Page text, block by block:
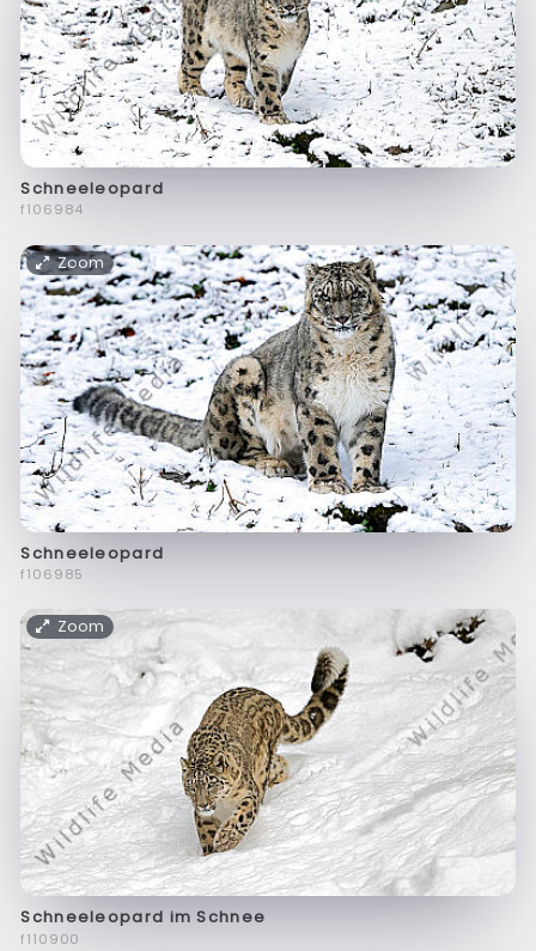
Schneeleopard
f106984
Zoom
Schneeleopard
f106985
Zoom
Schneeleopard im Schnee
f110900